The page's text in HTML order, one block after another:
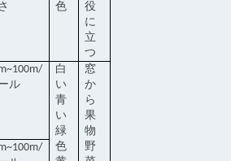
色
役
に
立
つ
ル
白
い
青
い
緑
色
窓
か
ら
果
物
野